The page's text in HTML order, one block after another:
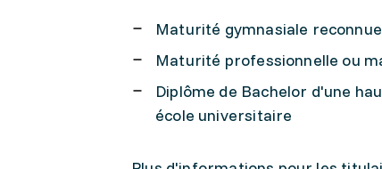
Maturité gymnasiale
Maturité professionnelle ou
Diplôme de Bachelor d'une
école universitaire